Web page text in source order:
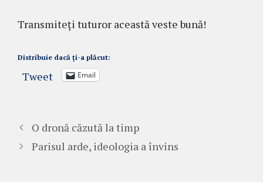
Transmiteți tuturor această veste bună!
Distribuie dacă ți-a plăcut:
Tweet Email
O dronă căzută la timp
Parisul arde, ideologia a învins